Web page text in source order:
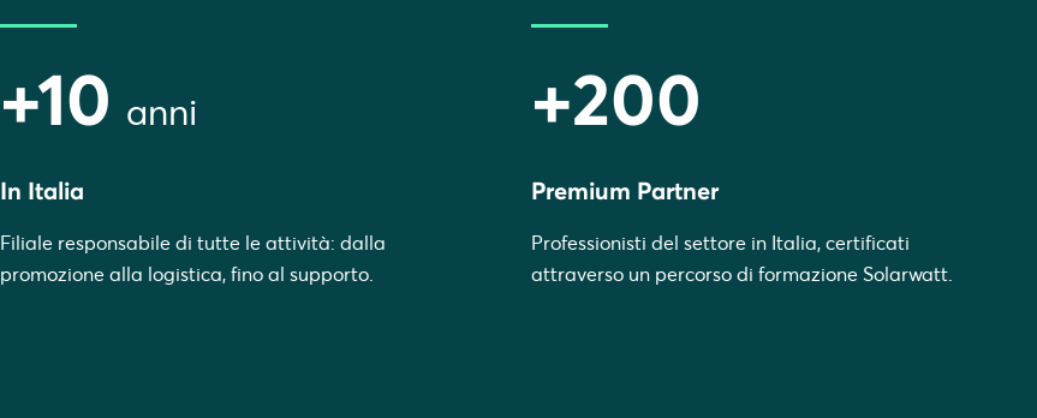
+10 anni
In Italia
Filiale responsabile di tutte le attività: dalla
promozione alla logistica, fino al supporto.
+200
Premium Partner
Professionisti del settore in Italia, certificati
attraverso un percorso di formazione Solarwatt.